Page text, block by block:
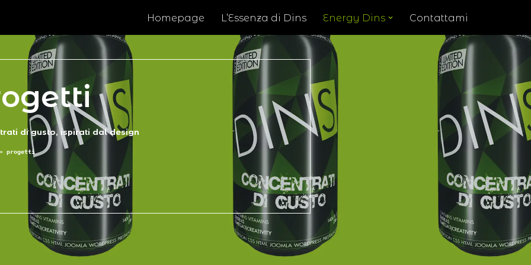
Homepage L’Essenza di Dins Energy Dins Contattami
di gusto, ispirati dal design
» progetti